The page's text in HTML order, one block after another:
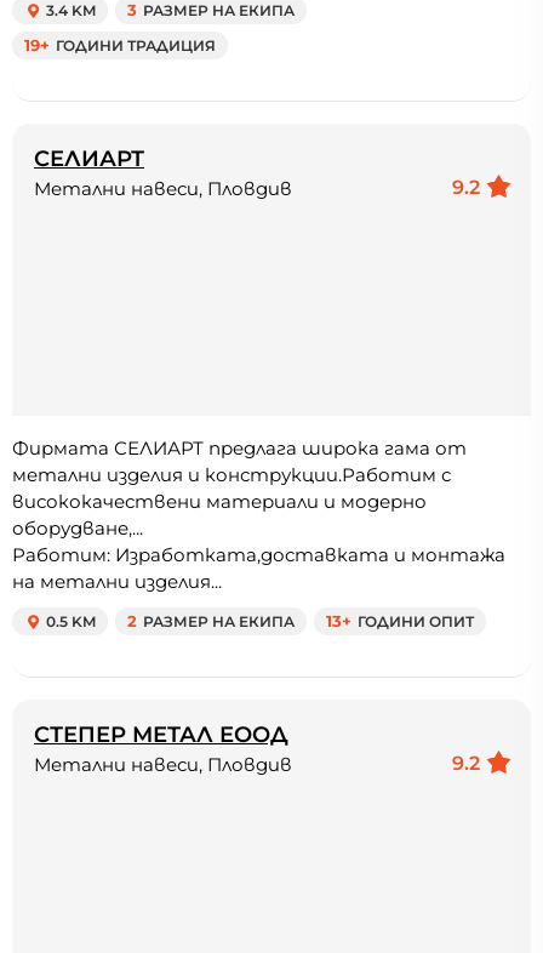
3.4 KM 3 РАЗМЕР НА ЕКИПА
19+ ГОДИНИ ТРАДИЦИЯ
СЕЛИАРТ
9.2
Метални навеси, Пловдив
Фирмата СЕЛИАРТ предлага широка гама от
метални изделия и конструкции.Работим с
висококачествени материали и модерно
оборудване,...
Работим: Изработката,доставката и монтажа
на метални изделия...
0.5 KM 2 РАЗМЕР НА ЕКИПА 13+ ГОДИНИ ОПИТ
СТЕПЕР МЕТАЛ ЕООД
9.2
Метални навеси, Пловдив